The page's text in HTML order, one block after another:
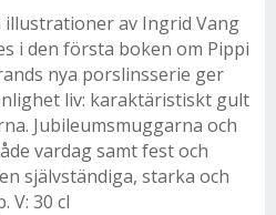
av Ingrid Vang
i den första boken om Pippi
nya porslinsserie ger
liv: karaktäristiskt gult
Jubileumsmuggarna och
vardag samt fest och
självständiga, starka och
V: 30 cl